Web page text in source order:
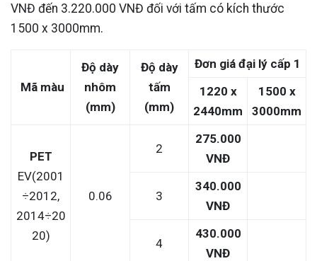
VNĐ đến 3.220.000 VNĐ đối với tấm có kích thước
1500 x 3000mm.
Mã màu
Độ dày
nhôm
(mm)
Độ dày
tấm
(mm)
Đơn giá đại lý cấp 1
1220 x
2440mm
1500 x
3000mm
PET
EV(2001
÷2012,
2014÷20
20)
0.06
2
275.000
VNĐ
3
340.000
VNĐ
4
430.000
VNĐ